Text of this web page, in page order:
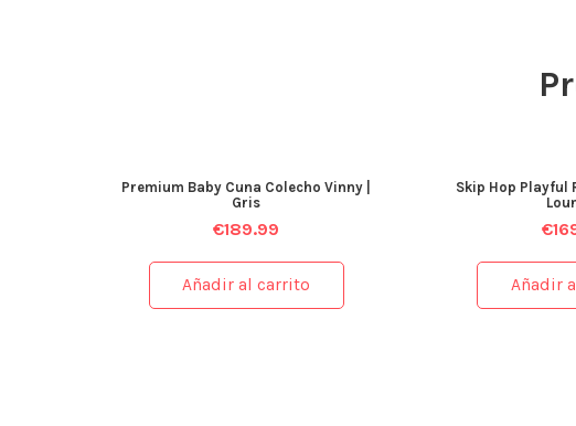
Premium Baby Cuna Colecho Vinny |
Gris
€189.99
Añadir al carrito
Skip Hop Playful
€
Añadir